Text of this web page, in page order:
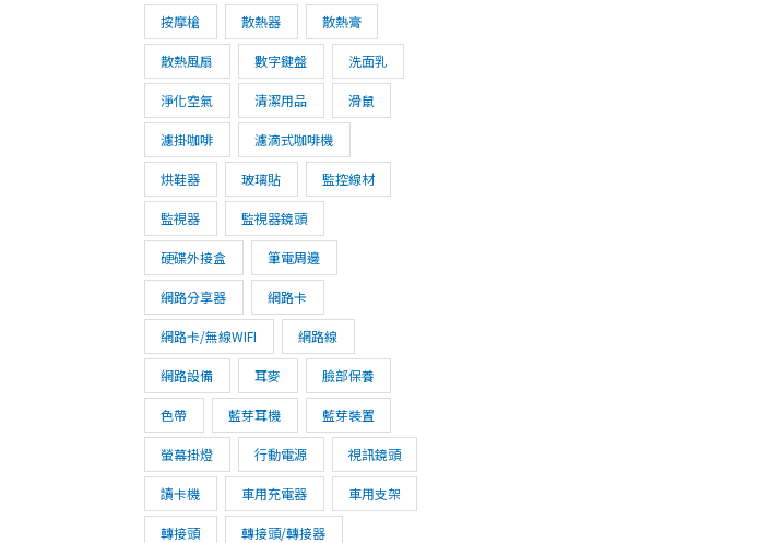
按摩槍 散熱器 散熱膏
散熱風扇 數字鍵盤 洗面乳
淨化空氣 清潔用品 滑鼠
濾掛咖啡 濾滴式咖啡機
烘鞋器 玻璃貼 監控線材
監視器 監視器鏡頭
硬碟外接盒 筆電周邊
網路分享器 網路卡
網路卡/無線WIFI 網路線
網路設備 耳麥 臉部保養
色帶 藍芽耳機 藍芽裝置
螢幕掛燈 行動電源 視訊鏡頭
讀卡機 車用充電器 車用支架
轉接頭 轉接頭/轉接器